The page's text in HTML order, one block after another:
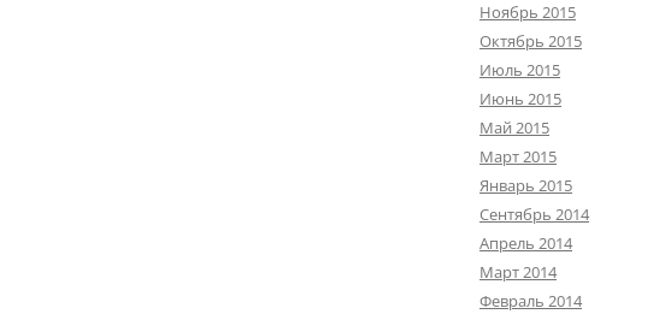
Ноябрь 2015
Октябрь 2015
Июль 2015
Июнь 2015
Май 2015
Март 2015
Январь 2015
Сентябрь 2014
Апрель 2014
Март 2014
Февраль 2014